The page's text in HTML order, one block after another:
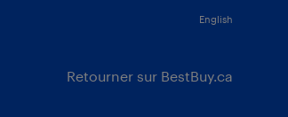
English
Retourner sur BestBuy.ca